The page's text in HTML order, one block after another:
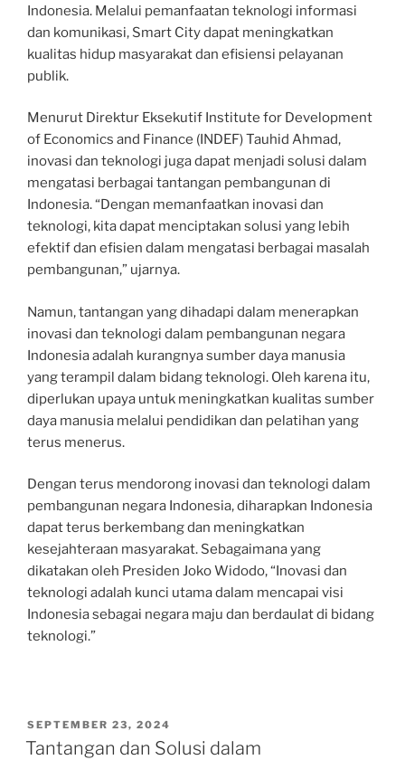
Indonesia. Melalui pemanfaatan teknologi informasi
dan komunikasi, Smart City dapat meningkatkan
kualitas hidup masyarakat dan efisiensi pelayanan
publik.
Menurut Direktur Eksekutif Institute for Development
of Economics and Finance (INDEF) Tauhid Ahmad,
inovasi dan teknologi juga dapat menjadi solusi dalam
mengatasi berbagai tantangan pembangunan di
Indonesia. “Dengan memanfaatkan inovasi dan
teknologi, kita dapat menciptakan solusi yang lebih
efektif dan efisien dalam mengatasi berbagai masalah
pembangunan,” ujarnya.
Namun, tantangan yang dihadapi dalam menerapkan
inovasi dan teknologi dalam pembangunan negara
Indonesia adalah kurangnya sumber daya manusia
yang terampil dalam bidang teknologi. Oleh karena itu,
diperlukan upaya untuk meningkatkan kualitas sumber
daya manusia melalui pendidikan dan pelatihan yang
terus menerus.
Dengan terus mendorong inovasi dan teknologi dalam
pembangunan negara Indonesia, diharapkan Indonesia
dapat terus berkembang dan meningkatkan
kesejahteraan masyarakat. Sebagaimana yang
dikatakan oleh Presiden Joko Widodo, “Inovasi dan
teknologi adalah kunci utama dalam mencapai visi
Indonesia sebagai negara maju dan berdaulat di bidang
teknologi.”
POSTED
ON
SEPTEMBER 23, 2024
Tantangan dan Solusi dalam